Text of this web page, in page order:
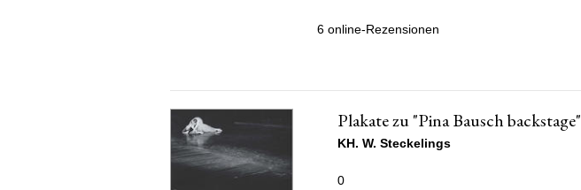
6 online-Rezensionen
Plakate zu "Pina Bausch backstage"
KH. W. Steckelings
0